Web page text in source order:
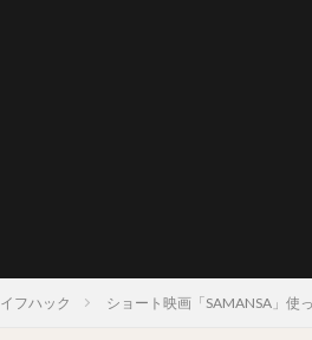
フハック ショート映画「SAMANSA」使